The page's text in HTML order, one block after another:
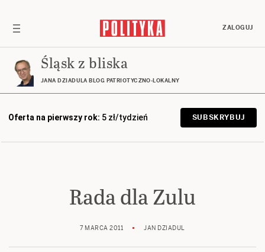
ZALOGUJ
Śląsk z bliska
JANA DZIADULA BLOG PATRIOTYCZNO-LOKALNY
Oferta na pierwszy rok: 5 zł/tydzień SUBSKRYBUJ
Rada dla Zulu
7 MARCA 2011 JAN DZIADUL